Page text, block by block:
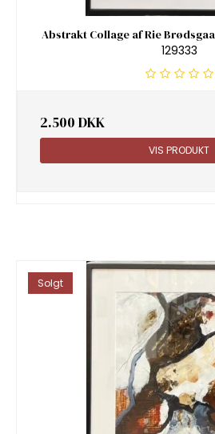
Abstrakt Collage af Rie
129333
2.500 DKK
VIS PRODUKT
Solgt